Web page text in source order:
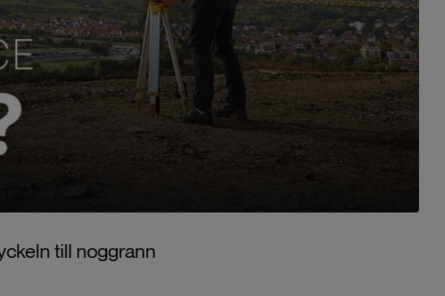
till noggrann